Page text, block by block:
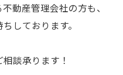
動産管理会社の方も、
しております。
談承ります！